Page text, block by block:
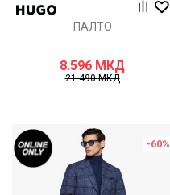
ПАЛТО
8.596 МКД
21.490МКД
-60%